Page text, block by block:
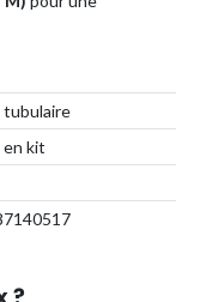
tubulaire
en kit